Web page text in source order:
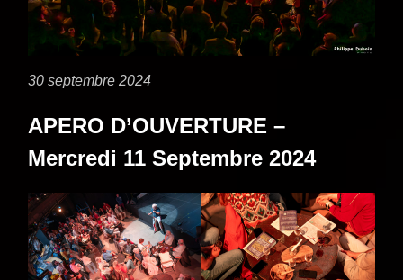
30 septembre 2024
APERO D’OUVERTURE –
Mercredi 11 Septembre 2024